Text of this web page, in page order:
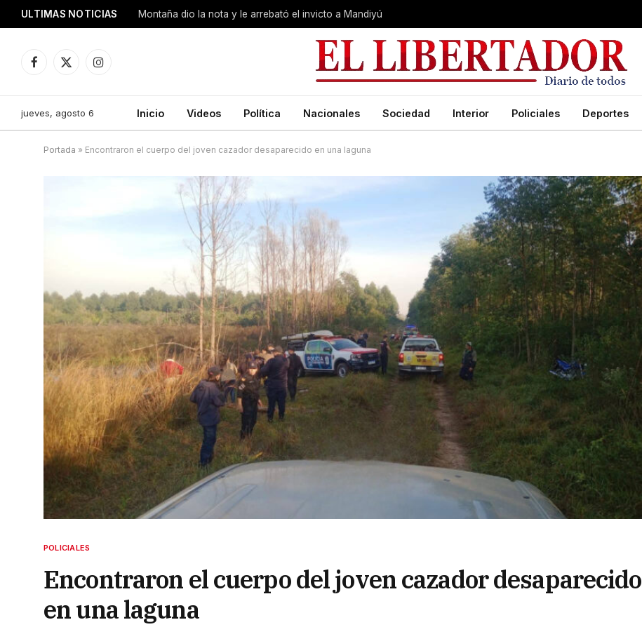
ULTIMAS NOTICIAS Montaña dio la nota y le arrebató el invicto a Mandiyú
Facebook
X
Instagram
jueves, agosto 6 Inicio Videos Política Nacionales Sociedad Interior Policiales Deportes
Portada » Encontraron el cuerpo del joven cazador desaparecido en una laguna
POLICIALES
Encontraron el cuerpo del joven cazador desaparecido
en una laguna